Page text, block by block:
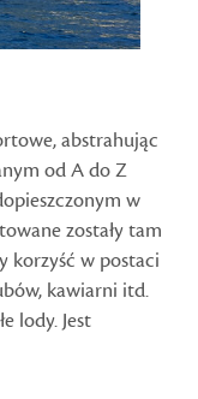
abstrahując
od A do Z
w
zostały tam
korzyść w postaci
kawiarni itd.
lody. Jest